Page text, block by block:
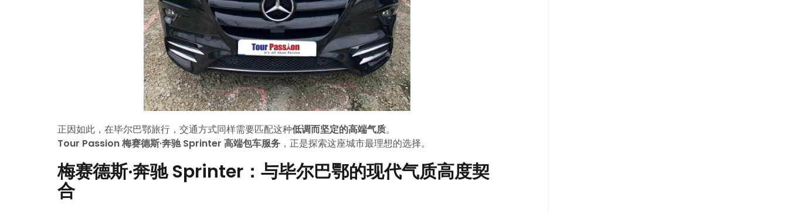
正因如此，在毕尔巴鄂旅行，交通方式同样需要匹配这种低调而坚定的高端气质。
Tour Passion 梅赛德斯·奔驰 Sprinter 高端包车服务 ，正是探索这座城市最理想的选择。
梅赛德斯·奔驰 Sprinter：与毕尔巴鄂的现代气质高度契
合